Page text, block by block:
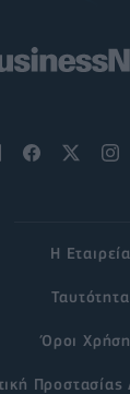
Η Εταιρεία
Ταυτότητα
Όροι